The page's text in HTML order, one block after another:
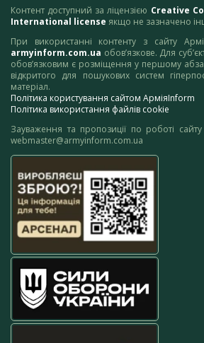
Контент доступний за ліцензією Creative
International license якщо не зазначено
При використанні контенту з сайту
armyinform.com.ua обов’язкове. Для
обов’язковим є розміщення у першому
відкритого для пошукових систем
матеріал.
Політика користування сайтом АрміяInform
Політика використання файлів cookie
Зауваження та пропозиції по роботі
webmaster@armyinform.com.ua